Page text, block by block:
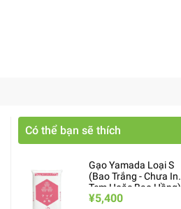
Có thể bạn sẽ thích
Gạo Yamada Loại S
(Bao Trắng - Chưa In
Tem Hoặc Bao Hồng)
10kg ヤマダお米 S
¥5,400